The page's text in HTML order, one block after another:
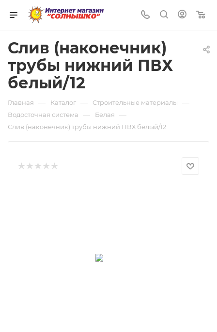
Слив (наконечник)
трубы нижний ПВХ
белый/12
Главная — Каталог — Строительные материалы —
Водосточная система — Белая —
Слив (наконечник) трубы нижний ПВХ белый/12